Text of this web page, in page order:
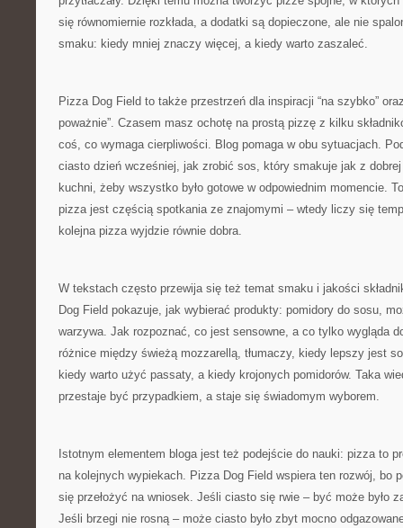
się równomiernie rozkłada, a dodatki są dopieczone, ale nie
smaku: kiedy mniej znaczy więcej, a kiedy warto zaszaleć.
Pizza Dog Field to także przestrzeń dla inspiracji “na szybko”
poważnie”. Czasem masz ochotę na prostą pizzę z kilku
coś, co wymaga cierpliwości. Blog pomaga w obu sytuacjach.
ciasto dzień wcześniej, jak zrobić sos, który smakuje jak z
kuchni, żeby wszystko było gotowe w odpowiednim momencie.
pizza jest częścią spotkania ze znajomymi – wtedy liczy się
kolejna pizza wyjdzie równie dobra.
W tekstach często przewija się też temat smaku i jakości
Dog Field pokazuje, jak wybierać produkty: pomidory do sosu,
warzywa. Jak rozpoznać, co jest sensowne, a co tylko wygląda
różnice między świeżą mozzarellą, tłumaczy, kiedy lepszy jest
kiedy warto użyć passaty, a kiedy krojonych pomidorów. Taka
przestaje być przypadkiem, a staje się świadomym wyborem.
Istotnym elementem bloga jest też podejście do nauki: pizza to
na kolejnych wypiekach. Pizza Dog Field wspiera ten rozwój, bo
się przełożyć na wniosek. Jeśli ciasto się rwie – być może było
Jeśli brzegi nie rosną – może ciasto było zbyt mocno